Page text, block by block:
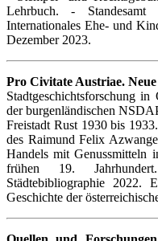
Lehrbuch. -
Internationales Ehe- und
Dezember 2023.
Pro Civitate Austriae.
Stadtgeschichtsforschung
der burgenländischen
Freistadt Rust 1930 bis
des Raimund Felix
Handels mit Genussmitteln
frühen 19.
Städtebibliographie 2022.
Geschichte der